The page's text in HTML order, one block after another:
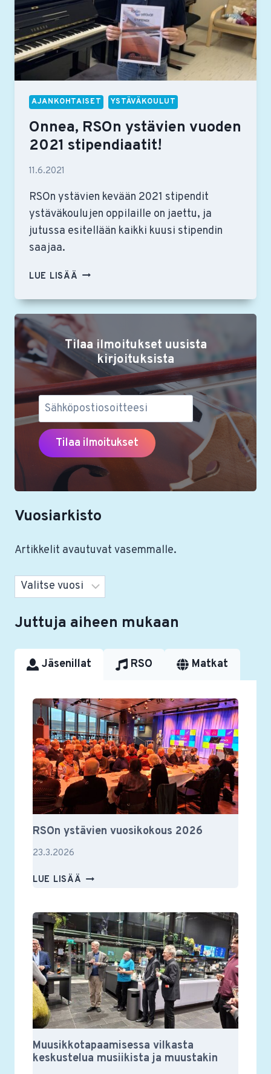
AJANKOHTAISET YSTÄVÄKOULUT
Onnea, RSOn ystävien vuoden
2021 stipendiaatit!
11.6.2021
RSOn ystävien kevään 2021 stipendit
ystäväkoulujen oppilaille on jaettu, ja
jutussa esitellään kaikki kuusi stipendin
saajaa.
LUE LISÄÄ ONNEA,
YSTÄVIEN
VUODEN
2021
STIPENDIAATIT!
Tilaa ilmoitukset uusista
kirjoituksista
Vuosiarkisto
Artikkelit avautuvat vasemmalle.
Arkistot
Juttuja aiheen mukaan
Jäsenillat RSO Matkat
RSOn ystävien vuosikokous 2026
23.3.2026
LUE LISÄÄ RSON
2026
Muusikkotapaamisessa vilkasta
keskustelua musiikista ja muustakin